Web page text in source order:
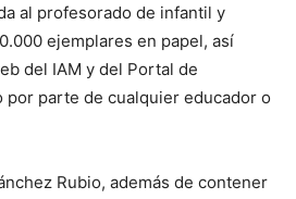
al profesorado de infantil y
ejemplares en papel, así
del IAM y del Portal de
por parte de cualquier educador o
Rubio, además de contener